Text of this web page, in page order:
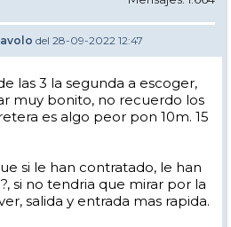
del 28-09-2022 12:47
las 3 la segunda a escoger,
muy bonito, no recuerdo los
es algo peor pon 10m. 15
si le han contratado, le han
si no tendria que mirar por la
salida y entrada mas rapida.